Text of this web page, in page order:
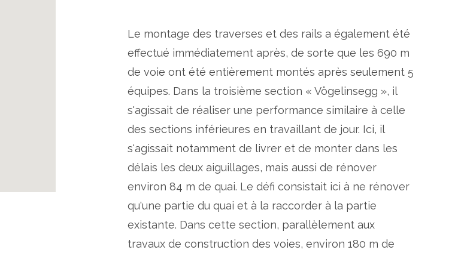
Le montage des traverses et des rails a également été
effectué immédiatement après, de sorte que les 690 m
de voie ont été entièrement montés après seulement 5
équipes. Dans la troisième section « Vögelinsegg », il
s'agissait de réaliser une performance similaire à celle
des sections inférieures en travaillant de jour. Ici, il
s'agissait notamment de livrer et de monter dans les
délais les deux aiguillages, mais aussi de rénover
environ 84 m de quai. Le défi consistait ici à ne rénover
qu'une partie du quai et à la raccorder à la partie
existante. Dans cette section, parallèlement aux
travaux de construction des voies, environ 180 m de